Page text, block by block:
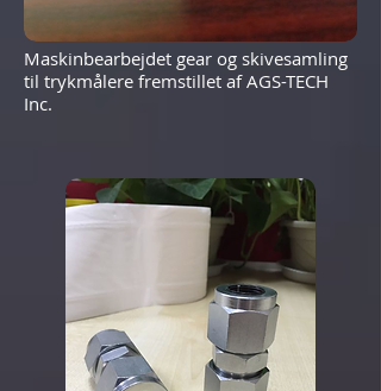
Maskinbearbejdet gear og skivesamling
til trykmålere fremstillet af AGS-TECH
Inc.